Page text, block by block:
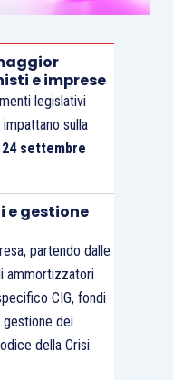
e imprese
legislativi
sulla
24 settembre
e gestione
partendo dalle
ammortizzatori
CIG, fondi
gestione dei
della Crisi.